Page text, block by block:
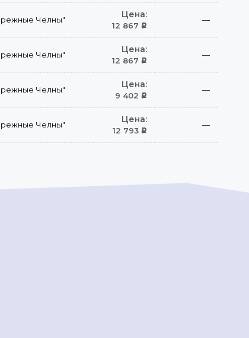
Челны" Цена:
12 867 Р
—
Челны" Цена:
12 867 Р
—
Челны" Цена:
9 402 Р
—
Челны" Цена:
12 793 Р
—